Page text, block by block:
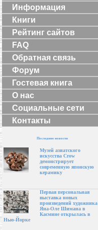
Информация
Книги
Рейтинг сайтов
FAQ
Обратная связь
Форум
Гостевая книга
О нас
Социальные сети
Контакты
Последние новости
Музей азиатского
искусства Crow
демонстрирует
современную японскую
керамику
Первая персональная
выставка новых
произведений художника
Яна-Оле Шимана в
Касмине открылась в
Нью-Йорке